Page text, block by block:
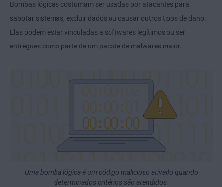
Bombas lógicas costumam ser usadas por atacantes para
sabotar sistemas, excluir dados ou causar outros tipos de dano.
Elas podem estar vinculadas a softwares legítimos ou ser
entregues como parte de um pacote de malwares maior.
Uma bomba lógica é um código malicioso ativado quando
determinados critérios são atendidos.